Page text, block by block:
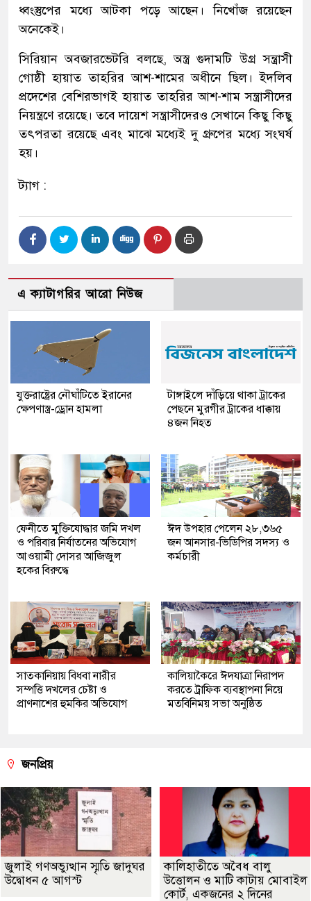
ধ্বংস্তুপের মধ্যে আটকা পড়ে আছেন। নিখোঁজ রয়েছেন
অনেকেই।
সিরিয়ান অবজারভেটরি বলছে, অস্ত্র গুদামটি উগ্র সন্ত্রাসী
গোষ্ঠী হায়াত তাহরির আশ-শামের অধীনে ছিল। ইদলিব
প্রদেশের বেশিরভাগই হায়াত তাহরির আশ-শাম সন্ত্রাসীদের
নিয়ন্ত্রণে রয়েছে। তবে দায়েশ সন্ত্রাসীদেরও সেখানে কিছু কিছু
তৎপরতা রয়েছে এবং মাঝে মধ্যেই দু গ্রুপের মধ্যে সংঘর্ষ
হয়।
ট্যাগ :
এ ক্যাটাগরির আরো নিউজ
যুক্তরাষ্ট্রের নৌঘাঁটিতে ইরানের
ক্ষেপণাস্ত্র-ড্রোন হামলা
টাঙ্গাইলে দাঁড়িয়ে থাকা ট্রাকের
পেছনে মুরগীর ট্রাকের ধাক্কায়
৪জন নিহত
ফেনীতে মুক্তিযোদ্ধার জমি দখল
ও পরিবার নির্যাতনের অভিযোগ
আওয়ামী দোসর আজিজুল
হকের বিরুদ্ধে
ঈদ উপহার পেলেন ২৮,৩৬৫
জন আনসার-ভিডিপির সদস্য ও
কর্মচারী
সাতকানিয়ায় বিধবা নারীর
সম্পত্তি দখলের চেষ্টা ও
প্রাণনাশের হুমকির অভিযোগ
কালিয়াকৈরে ঈদযাত্রা নিরাপদ
করতে ট্রাফিক ব্যবস্থাপনা নিয়ে
মতবিনিময় সভা অনুষ্ঠিত
জনপ্রিয়
জুলাই গণঅভ্যুত্থান স্মৃতি জাদুঘর
উদ্বোধন ৫ আগস্ট
কালিহাতীতে অবৈধ বালু
উত্তোলন ও মাটি কাটায় মোবাইল
কোর্ট, একজনের ২ দিনের